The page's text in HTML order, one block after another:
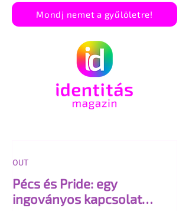
Mondj nemet a gyűlöletre!
Pécs és Pride: egy
ingoványos kapcsolat
OUT